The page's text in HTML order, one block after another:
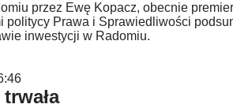
przez Ewę Kopacz, obecnie
politycy Prawa i Sprawiedliwości
inwestycji w Radomiu.